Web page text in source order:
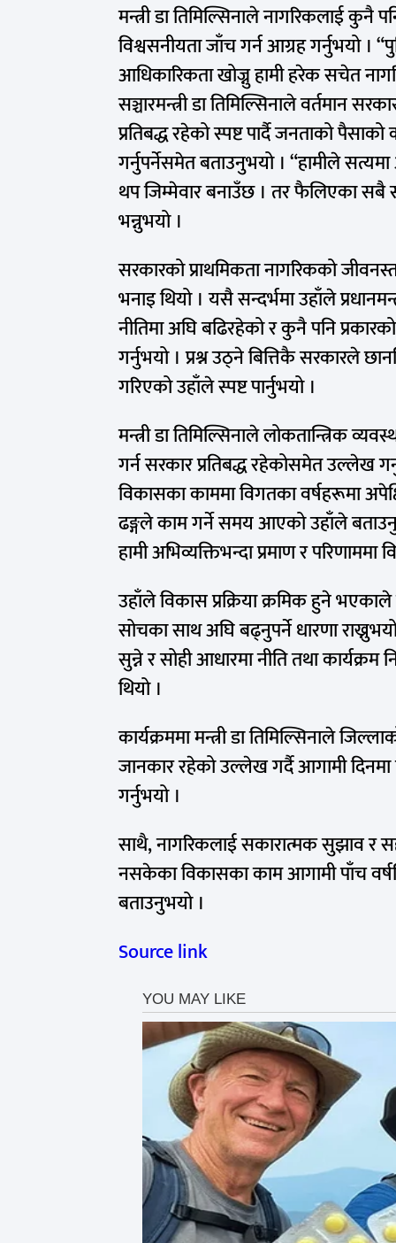
मन्त्री डा तिमिल्सिनाले नागरिकलाई कुनै
विश्वसनीयता जाँच गर्न आग्रह गर्नुभयो ।
आधिकारिकता खोज्नु हामी हरेक सचेत
सञ्चारमन्त्री डा तिमिल्सिनाले वर्तमान
प्रतिबद्ध रहेको स्पष्ट पार्दै जनताको
गर्नुपर्नेसमेत बताउनुभयो । “हामीले
थप जिम्मेवार बनाउँछ । तर फैलिएका सबै
भन्नुभयो ।
सरकारको प्राथमिकता नागरिकको
भनाइ थियो । यसै सन्दर्भमा उहाँले
नीतिमा अघि बढिरहेको र कुनै पनि
गर्नुभयो । प्रश्न उठ्ने बित्तिकै सरकारले
गरिएको उहाँले स्पष्ट पार्नुभयो ।
मन्त्री डा तिमिल्सिनाले लोकतान्त्रिक
गर्न सरकार प्रतिबद्ध रहेकोसमेत उल्लेख
विकासका काममा विगतका वर्षहरूमा
ढङ्गले काम गर्ने समय आएको उहाँले
हामी अभिव्यक्तिभन्दा प्रमाण र परिणाममा
उहाँले विकास प्रक्रिया क्रमिक हुने
सोचका साथ अघि बढ्नुपर्ने धारणा
सुन्ने र सोही आधारमा नीति तथा कार्यक्रम
थियो ।
कार्यक्रममा मन्त्री डा तिमिल्सिनाले
जानकार रहेको उल्लेख गर्दै आगामी दिनमा
गर्नुभयो ।
साथै, नागरिकलाई सकारात्मक सुझाव र
नसकेका विकासका काम आगामी पाँच
बताउनुभयो ।
Source link